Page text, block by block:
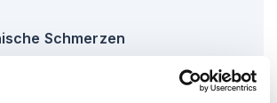
Schmerzen